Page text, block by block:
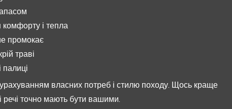
і тепла
промокає
траві
палиці
власних потреб і стилю походу. Щось краще
речі точно мають бути вашими.